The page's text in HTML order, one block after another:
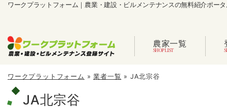
ワークプラットフォーム｜農業・建設・ビルメンテナンスの無料紹介ポー
農家一覧
ワークプラットフォーム »業者一覧 » JA北宗谷
JA北宗谷